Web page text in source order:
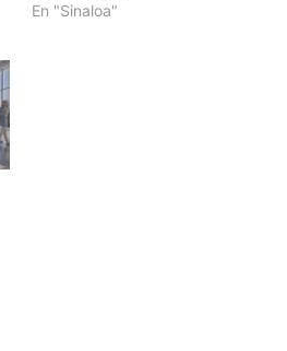
En "Sinaloa"